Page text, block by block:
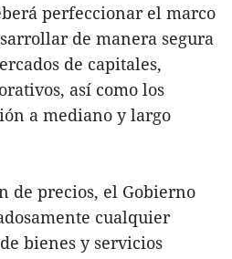
perfeccionar el marco
de manera segura
de capitales,
así como los
a mediano y largo
de precios, el Gobierno
cualquier
bienes y servicios